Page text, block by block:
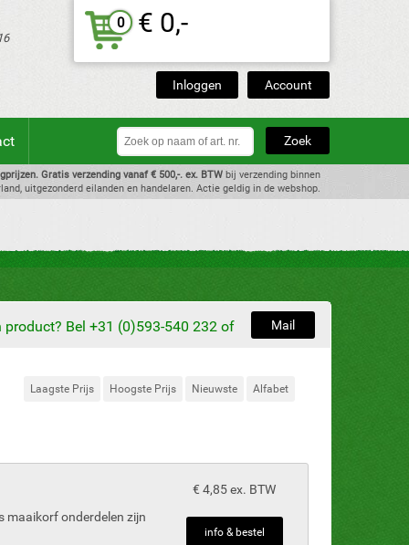
0 € 0,-
Account
Inloggen
Gratis verzending vanaf € 500,-. ex. BTW bij verzending binnen
uitgezonderd eilanden en handelaren. Actie geldig in de webshop.
Mail
Bel +31 (0)593-540 232 of
Laagste Prijs Hoogste Prijs Nieuwste Alfabet
maaikorf onderdelen zijn
€ 4,85 ex. BTW
info & bestel